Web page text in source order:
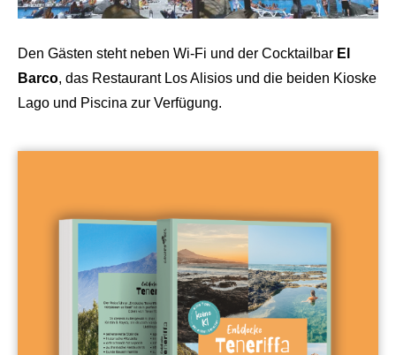
Den Gästen steht neben Wi-Fi und der Cocktailbar El
Barco, das Restaurant Los Alisios und die beiden Kioske
Lago und Piscina zur Verfügung.